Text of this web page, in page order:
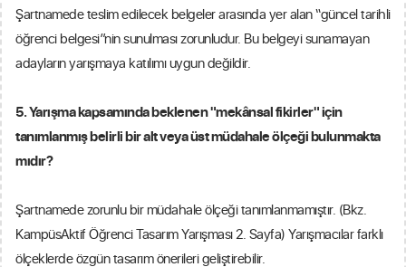
Şartnamede teslim edilecek belgeler arasında yer alan “güncel tarihli
öğrenci belgesi”nin sunulması zorunludur. Bu belgeyi sunamayan
adayların yarışmaya katılımı uygun değildir.
5. Yarışma kapsamında beklenen "mekânsal fikirler" için
tanımlanmış belirli bir alt veya üst müdahale ölçeği bulunmakta
mıdır?
Şartnamede zorunlu bir müdahale ölçeği tanımlanmamıştır. (Bkz.
KampüsAktif Öğrenci Tasarım Yarışması 2. Sayfa) Yarışmacılar farklı
ölçeklerde özgün tasarım önerileri geliştirebilir.